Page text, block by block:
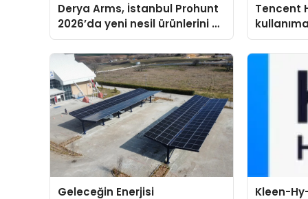
Derya Arms, İstanbul Prohunt
2026’da yeni nesil ürünlerini ve
global marka vizyonunu
sergiledi
Tencent
Geleceğin Enerjisi Kleen-